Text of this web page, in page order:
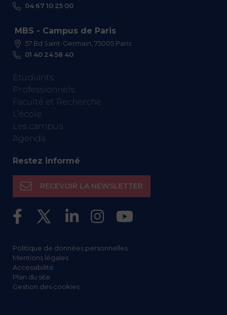
04 67 10 25 00
MBS - Campus de Paris
57 Bd Saint-Germain, 75005 Paris
01 40 24 58 40
Etudiants
Professionnels
Faculté et Recherche
L’école
Les campus
Agenda
Restez informé
RECEVOIR LA NEWSLETTER
Politique de données personnelles
Mentions légales
Accessibilité
Plan du site
Gestion des cookies